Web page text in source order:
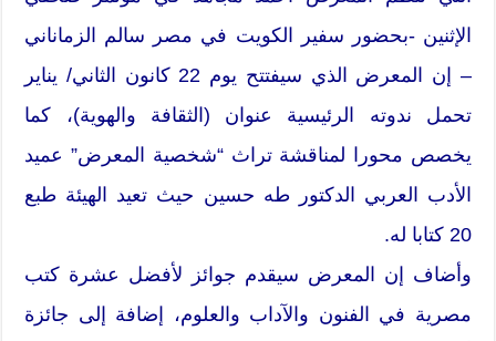
الإثنين -بحضور سفير الكويت في مصر سالم الزماناني
– إن المعرض الذي سيفتتح يوم 22 كانون الثاني/ يناير
تحمل ندوته الرئيسية عنوان (الثقافة والهوية)، كما
يخصص محورا لمناقشة تراث “شخصية المعرض” عميد
الأدب العربي الدكتور طه حسين حيث تعيد الهيئة طبع
20 كتابا له.
وأضاف إن المعرض سيقدم جوائز لأفضل عشرة كتب
مصرية في الفنون والآداب والعلوم، إضافة إلى جائزة